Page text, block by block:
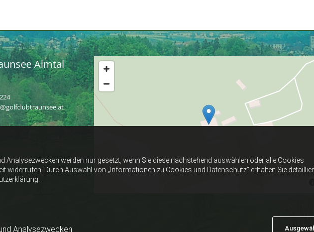
Analysezwecken werden nur gesetzt, wenn Sie diese nachstehend auswählen oder alle Cookies
widerrufen. Durch Auswahl von „Informationen zu Cookies und Datenschutz“ erhalten Sie
Analysezwecken
Almtal